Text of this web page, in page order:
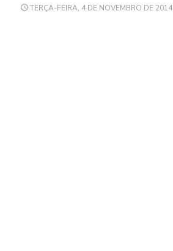
POSTED
TERÇA-FEIRA, 4 DE NOVEMBRO DE 2014